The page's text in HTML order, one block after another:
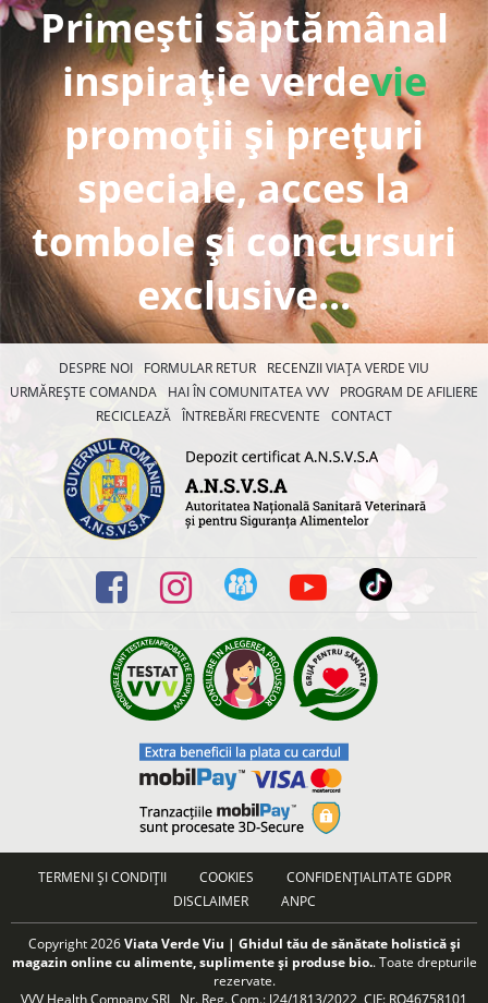
Primești săptămânal
inspirație verdevie
promoții și prețuri
speciale, acces la
tombole și concursuri
exclusive...
DESPRE NOI FORMULAR RETUR
RECENZII VIAȚA VERDE VIU
URMĂREȘTE COMANDA
HAI ÎN COMUNITATEA VVV
PROGRAM DE AFILIERE
RECICLEAZĂ ÎNTREBĂRI FRECVENTE CONTACT
TERMENI ȘI CONDIȚII COOKIES
CONFIDENȚIALITATE GDPR
DISCLAIMER
ANPC
Copyright 2026Viata Verde Viu | Ghidul tău de sănătate holistică și
magazin online cu alimente, suplimente și produse bio.. Toate drepturile
rezervate.
VVV Health Company SRL, Nr. Reg. Com.: J24/1813/2022, CIF: RO46758101